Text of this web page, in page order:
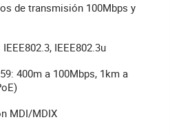
de transmisión 100Mbps y
IEEE802.3u
400m a 100Mbps, 1km a
MDI/MDIX